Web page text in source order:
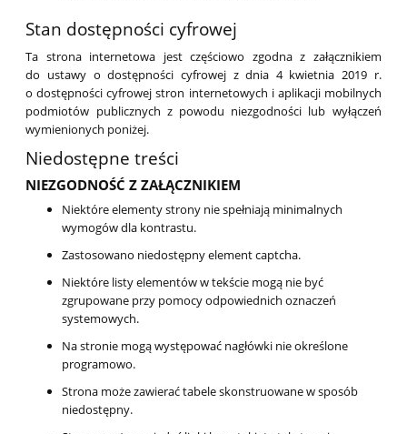
Stan dostępności cyfrowej
Ta strona internetowa jest częściowo zgodna z załącznikiem
do ustawy o dostępności cyfrowej z dnia 4 kwietnia 2019 r.
o dostępności cyfrowej stron internetowych i aplikacji mobilnych
podmiotów publicznych z powodu niezgodności lub wyłączeń
wymienionych poniżej.
Niedostępne treści
NIEZGODNOŚĆ Z ZAŁĄCZNIKIEM
Niektóre elementy strony nie spełniają minimalnych
wymogów dla kontrastu.
Zastosowano niedostępny element captcha.
Niektóre listy elementów w tekście mogą nie być
zgrupowane przy pomocy odpowiednich oznaczeń
systemowych.
Na stronie mogą występować nagłówki nie określone
programowo.
Strona może zawierać tabele skonstruowane w sposób
niedostępny.